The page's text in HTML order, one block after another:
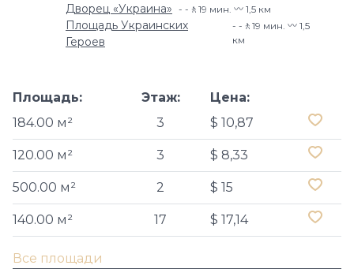
Дворец «Украина» -🚶19 мин. 〰️ 1,5 км
Площадь Украинских
Героев
-🚶19 мин. 〰️ 1,5
км
Площадь:
184.00 м²
Этаж:
3
Цена:
$ 10,87
120.00 м² 3 $ 8,33
500.00 м² 2 $ 15
140.00 м² 17 $ 17,14
Все площади